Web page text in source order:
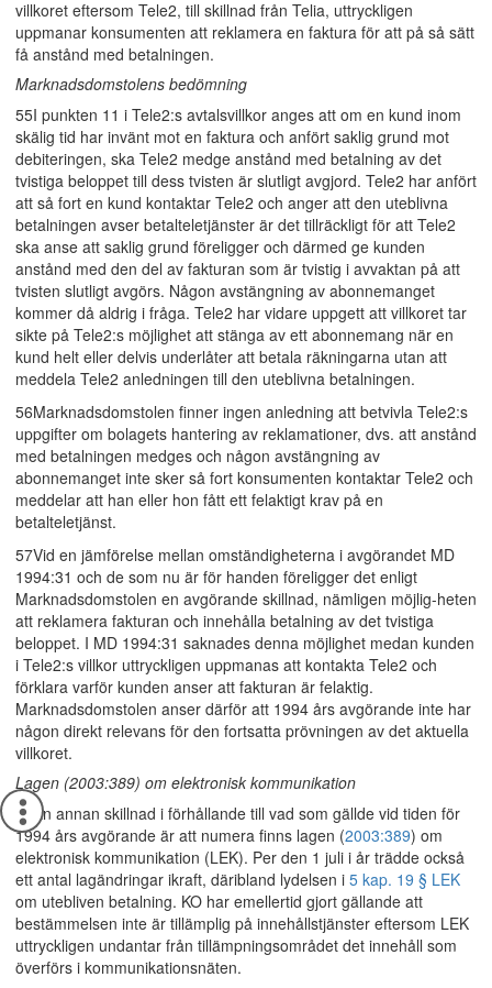
villkoret eftersom Tele2, till skillnad från Telia, uttryckligen
uppmanar konsumenten att reklamera en faktura för att på så sätt
få anstånd med betalningen.
Marknadsdomstolens bedömning
55I punkten 11 i Tele2:s avtalsvillkor anges att om en kund inom
skälig tid har invänt mot en faktura och anfört saklig grund mot
debiteringen, ska Tele2 medge anstånd med betalning av det
tvistiga beloppet till dess tvisten är slutligt avgjord. Tele2 har anfört
att så fort en kund kontaktar Tele2 och anger att den uteblivna
betalningen avser betalteletjänster är det tillräckligt för att Tele2
ska anse att saklig grund föreligger och därmed ge kunden
anstånd med den del av fakturan som är tvistig i avvaktan på att
tvisten slutligt avgörs. Någon avstängning av abonnemanget
kommer då aldrig i fråga. Tele2 har vidare uppgett att villkoret tar
sikte på Tele2:s möjlighet att stänga av ett abonnemang när en
kund helt eller delvis underlåter att betala räkningarna utan att
meddela Tele2 anledningen till den uteblivna betalningen.
56Marknadsdomstolen finner ingen anledning att betvivla Tele2:s
uppgifter om bolagets hantering av reklamationer, dvs. att anstånd
med betalningen medges och någon avstängning av
abonnemanget inte sker så fort konsumenten kontaktar Tele2 och
meddelar att han eller hon fått ett felaktigt krav på en
betalteletjänst.
57Vid en jämförelse mellan omständigheterna i avgörandet MD
1994:31 och de som nu är för handen föreligger det enligt
Marknadsdomstolen en avgörande skillnad, nämligen möjlig-heten
att reklamera fakturan och innehålla betalning av det tvistiga
beloppet. I MD 1994:31 saknades denna möjlighet medan kunden
i Tele2:s villkor uttryckligen uppmanas att kontakta Tele2 och
förklara varför kunden anser att fakturan är felaktig.
Marknadsdomstolen anser därför att 1994 års avgörande inte har
någon direkt relevans för den fortsatta prövningen av det aktuella
villkoret.
Lagen (2003:389) om elektronisk kommunikation
58En annan skillnad i förhållande till vad som gällde vid tiden för
1994 års avgörande är att numera finns lagen (2003:389) om
elektronisk kommunikation (LEK). Per den 1 juli i år trädde också
ett antal lagändringar ikraft, däribland lydelsen i 5 kap. 19 § LEK
om utebliven betalning. KO har emellertid gjort gällande att
bestämmelsen inte är tillämplig på innehållstjänster eftersom LEK
uttryckligen undantar från tillämpningsområdet det innehåll som
överförs i kommunikationsnäten.